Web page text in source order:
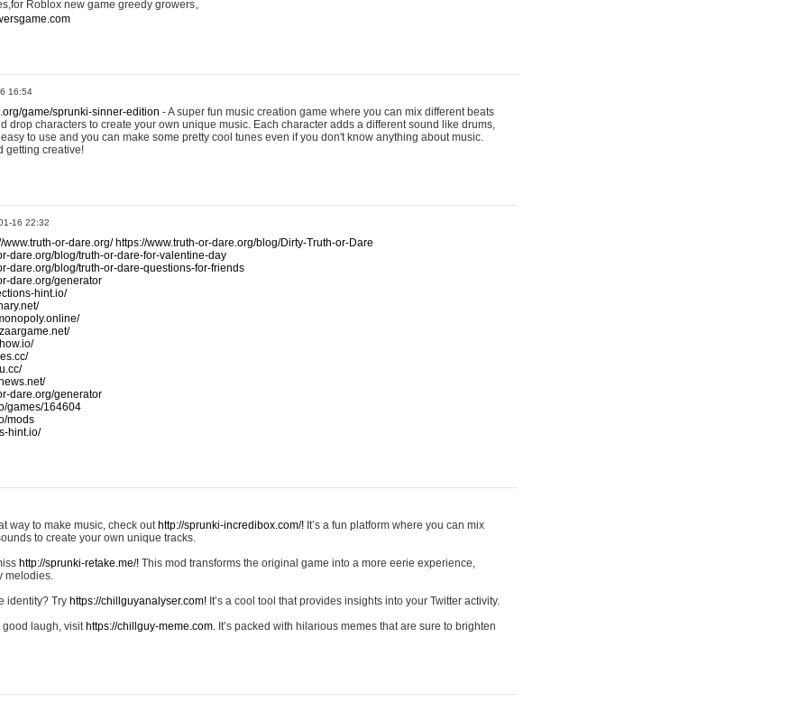
Roblox new game greedy growers。
16:54
game/sprunki-sinner-edition - A super fun music creation game where you can mix different beats
drop characters to create your own unique music. Each character adds a different sound like drums,
to use and you can make some pretty cool tunes even if you don't know anything about music.
getting creative!
16 22:32
www.truth-or-dare.org/ https://www.truth-or-dare.org/blog/Dirty-Truth-or-Dare
dare.org/blog/truth-or-dare-for-valentine-day
dare.org/blog/truth-or-dare-questions-for-friends
dare.org/generator
hint.io/
dare.org/generator
games/164604
mods
hint.io/
way to make music, check out http://sprunki-incredibox.com/! It’s a fun platform where you can mix
to create your own unique tracks.
http://sprunki-retake.me/! This mod transforms the original game into a more eerie experience,
melodies.
identity? Try https://chillguyanalyser.com! It’s a cool tool that provides insights into your Twitter activity.
good laugh, visit https://chillguy-meme.com. It’s packed with hilarious memes that are sure to brighten